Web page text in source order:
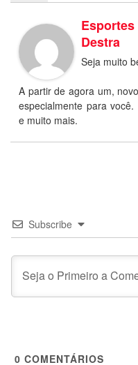
Esportes
Destra
Seja muito
A partir de agora um,
especialmente para
e muito mais.
Subscribe
0 COMENTÁRIOS